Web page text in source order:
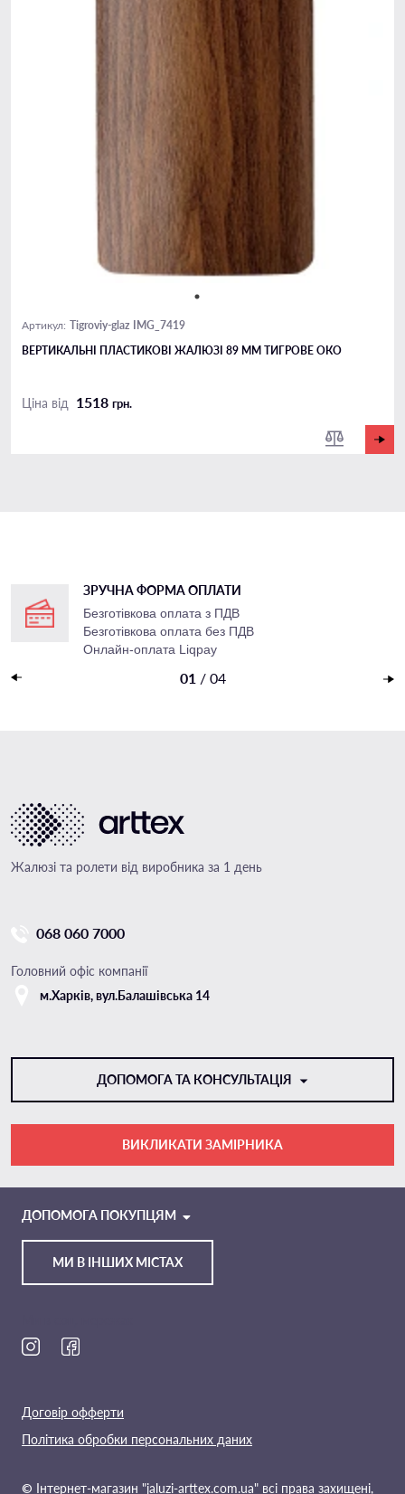
Артикул: Tigroviy-glaz IMG_7419
ВЕРТИКАЛЬНІ ПЛАСТИКОВІ ЖАЛЮЗІ 89 ММ ТИГРОВЕ ОКО
Ціна від 1518 грн.
ЗРУЧНА ФОРМА ОПЛАТИ
Безготівкова оплата з ПДВ
Безготівкова оплата без ПДВ
Онлайн-оплата Liqpay
01 / 04
Жалюзі та ролети від виробника за 1 день
068 060 7000
Головний офіс компанії
м.Харкiв, вул.Балашівська 14
ДОПОМОГА ТА КОНСУЛЬТАЦІЯ
TELEGRAM
ВИКЛИКАТИ ЗАМІРНИКА
МИ В ІНШИХ МІСТАХ
ДОПОМОГА ПОКУПЦЯМ
© Інтернет-магазин "jaluzi-arttex.com.ua" всі права захищені,
Договір офферти
Політика обробки персональних даних